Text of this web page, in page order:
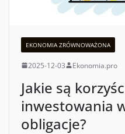
EKONOMIA ZRÓWNOWAŻONA
2025-12-03 Ekonomia.pro
Jakie są
inwestowania
obligacje?